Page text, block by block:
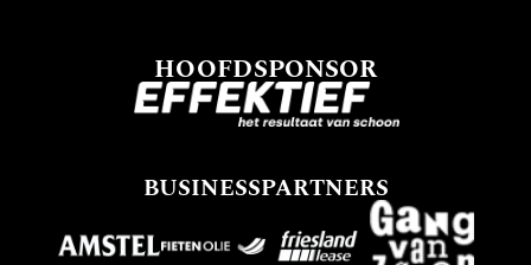
HOOFDSPONSOR
BUSINESSPARTNERS